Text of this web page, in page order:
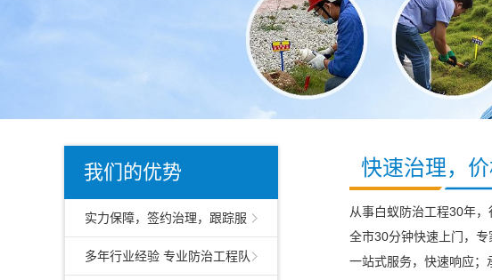
我们的优势
实力保障，签约治理，跟踪服
务
多年行业经验 专业防治工程队
快速治理，
从事白蚁防治工程30年，
全市30分钟快速上门，
一站式服务，快速响应；